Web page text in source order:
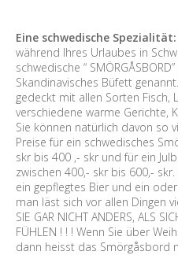
Eine schwedische Spezialität:
während Ihres Urlaubes in
schwedische “
Skandinavisches Büfett
gedeckt mit allen Sorten Fisch,
verschiedene warme Gerichte,
Sie können natürlich davon so
Preise für ein schwedisches
skr bis 400 ,- skr und für ein
zwischen 400,- skr bis 600,-
ein gepflegtes Bier und ein
man läst sich vor allen Dingen
SIE GAR NICHT ANDERS, ALS
FÜHLEN ! ! ! Wenn Sie über
dann heisst das Smörgåsbord